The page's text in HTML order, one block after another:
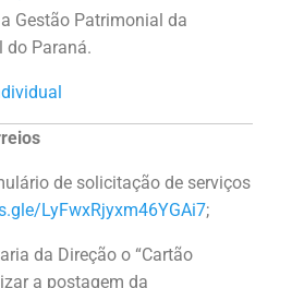
Gestão Patrimonial da
do Paraná.
de solicitação de serviços
LyFwxRjyxm46YGAi7;
da Direção o “Cartão
a postagem da